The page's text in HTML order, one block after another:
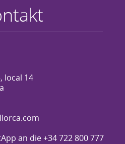
local 14
an die +34 722 800 777